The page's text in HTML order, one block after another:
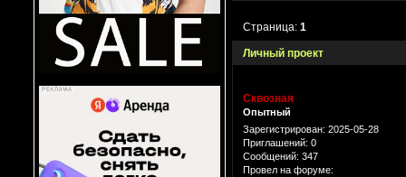
Личный проект
Страница:1
Сквозная
Опытный
Зарегистрирован: 2025-05-28
Приглашений: 0
Сообщений: 347
Провел на форуме: